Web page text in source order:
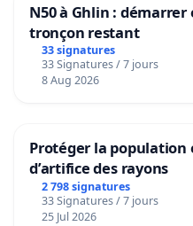
N50 à Ghlin :
tronçon restant
33 signatures
33 Signatures / 7 jours
8 Aug 2026
Protéger la
d’artifice des rayons
2 798 signatures
33 Signatures / 7 jours
25 Jul 2026